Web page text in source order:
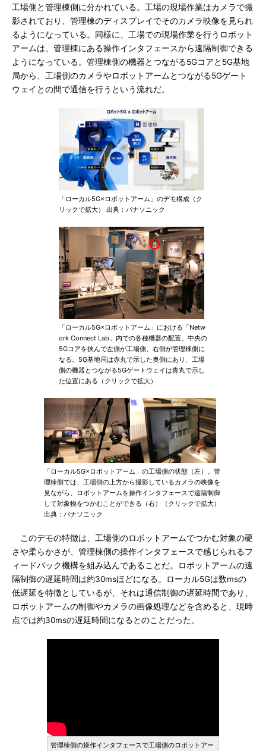
工場側と管理棟側に分かれている。工場の現場作業はカメラで撮
影されており、管理棟のディスプレイでそのカメラ映像を見られ
るようになっている。同様に、工場での現場作業を行うロボット
アームは、管理棟にある操作インタフェースから遠隔制御できる
ようになっている。管理棟側の機器とつながる5Gコアと5G基地
局から、工場側のカメラやロボットアームとつながる5Gゲート
ウェイとの間で通信を行うという流れだ。
「ローカル5G×ロボットアーム」のデモ構成（ク
リックで拡大） 出典：パナソニック
「ローカル5G×ロボットアーム」における「Netw
ork Connect Lab」内での各種機器の配置。中央の
5Gコアを挟んで左側が工場側、右側が管理棟側に
なる。5G基地局は赤丸で示した奥側にあり、工場
側の機器とつながる5Gゲートウェイは青丸で示し
た位置にある（クリックで拡大）
「ローカル5G×ロボットアーム」の工場側の状態（左）。管
理棟側では、工場側の上方から撮影しているカメラの映像を
見ながら、ロボットアームを操作インタフェースで遠隔制御
して対象物をつかむことができる（右）（クリックで拡大）
出典：パナソニック
このデモの特徴は、工場側のロボットアームでつかむ対象の硬
さや柔らかさが、管理棟側の操作インタフェースで感じられるフ
ィードバック機構を組み込んであることだ。ロボットアームの遠
隔制御の遅延時間は約30msほどになる。ローカル5Gは数msの
低遅延を特徴としているが、それは通信制御の遅延時間であり、
ロボットアームの制御やカメラの画像処理などを含めると、現時
点では約30msの遅延時間になるとのことだった。
管理棟側の操作インタフェースで工場側のロボットアー